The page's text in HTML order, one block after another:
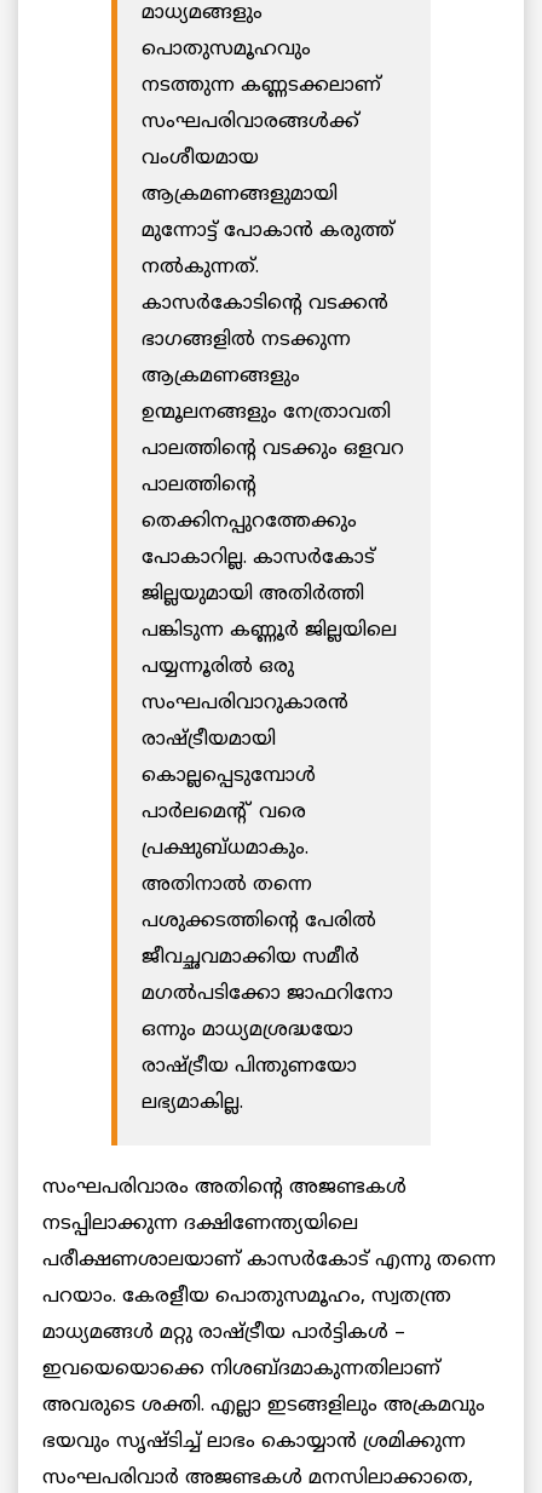
മാധ്യമങ്ങളും
പൊതുസമൂഹവും
നടത്തുന്ന കണ്ണടക്കലാണ്
സംഘപരിവാരങ്ങള്‍ക്ക്
വംശീയമായ
ആക്രമണങ്ങളുമായി
മുന്നോട്ട് പോകാന്‍ കരുത്ത്
നല്‍കുന്നത്.
കാസര്‍കോടിന്‍റെ വടക്കന്‍
ഭാഗങ്ങളില്‍ നടക്കുന്ന
ആക്രമണങ്ങളും
ഉന്മൂലനങ്ങളും നേത്രാവതി
പാലത്തിന്റെ വടക്കും ഒളവറ
പാലത്തിന്റെ
തെക്കിനപ്പുറത്തേക്കും
പോകാറില്ല. കാസര്‍കോട്
ജില്ലയുമായി അതിര്‍ത്തി
പങ്കിടുന്ന കണ്ണൂര്‍ ജില്ലയിലെ
പയ്യന്നൂരില്‍ ഒരു
സംഘപരിവാറുകാരന്‍
രാഷ്ട്രീയമായി
കൊല്ലപ്പെടുമ്പോള്‍
പാര്‍ലമെന്‍റ് വരെ
പ്രക്ഷുബ്ധമാകും.
അതിനാല്‍ തന്നെ
പശുക്കടത്തിന്‍റെ പേരില്‍
ജീവച്ഛവമാക്കിയ സമീര്‍
മഗല്‍പടിക്കോ ജാഫറിനോ
ഒന്നും മാധ്യമശ്രദ്ധയോ
രാഷ്ട്രീയ പിന്തുണയോ
ലഭ്യമാകില്ല.
സംഘപരിവാരം അതിന്‍റെ അജണ്ടകള്‍
നടപ്പിലാക്കുന്ന ദക്ഷിണേന്ത്യയിലെ
പരീക്ഷണശാലയാണ് കാസര്‍കോട് എന്നു തന്നെ
പറയാം. കേരളീയ പൊതുസമൂഹം, സ്വതന്ത്ര
മാധ്യമങ്ങള്‍ മറ്റു രാഷ്ട്രീയ പാർട്ടികൾ –
ഇവയെയൊക്കെ നിശബ്ദമാകുന്നതിലാണ്
അവരുടെ ശക്തി. എല്ലാ ഇടങ്ങളിലും അക്രമവും
ഭയവും സൃഷ്ടിച്ച് ലാഭം കൊയ്യാന്‍ ശ്രമിക്കുന്ന
സംഘപരിവാര്‍ അജണ്ടകള്‍ മനസിലാക്കാതെ,